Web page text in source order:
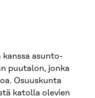
kanssa asunto-
puutalon, jonka
Osuuskunta
katolla olevien